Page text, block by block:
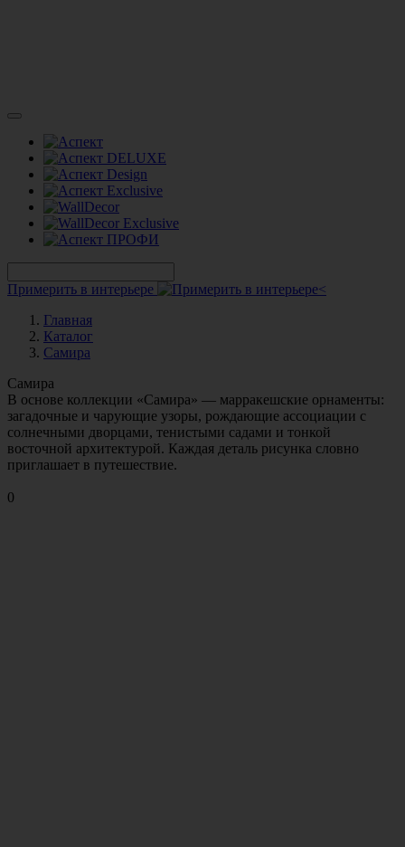
Примерить в интерьере
Главная
Каталог
Самира
Самира
В основе коллекции «Самира» — марракешские орнаменты:
загадочные и чарующие узоры, рождающие ассоциации с
солнечными дворцами, тенистыми садами и тонкой
восточной архитектурой. Каждая деталь рисунка словно
приглашает в путешествие.
0